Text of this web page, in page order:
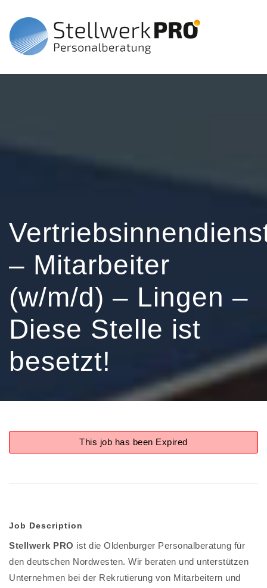
– Mitarbeiter
(w/m/d) – Lingen –
Diese Stelle ist
besetzt!
This job has been Expired
Job Description
Stellwerk PRO ist die Oldenburger Personalberatung für
den deutschen Nordwesten. Wir beraten und unterstützen
Unternehmen bei der Rekrutierung von Mitarbeitern und